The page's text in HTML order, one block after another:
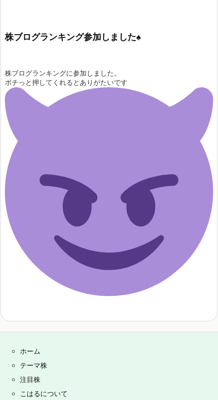
株ブログランキング参加しました♠
株ブログランキングに参加しました。
ポチっと押してくれるとありがたいです
ホーム
テーマ株
注目株
こはるについて